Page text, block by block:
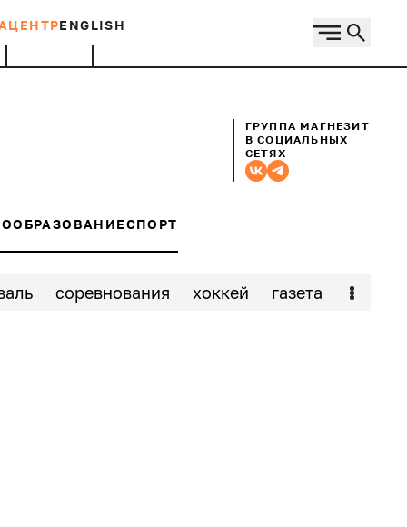
ENGLISH
ГРУППА МАГНЕЗИТ
В СОЦИАЛЬНЫХ
СЕТЯХ
ОБРАЗОВАНИЕСПОРТ
соревнования хоккей
газета